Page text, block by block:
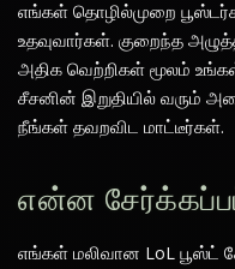
எங்கள் தொழில்முறை
உதவுவார்கள். குறைந்த
அதிக வெற்றிகள் மூலம்
சீசனின் இறுதியில் வரும்
நீங்கள் தவறவிட மாட்டீர்கள்.
என்ன
எங்கள் மலிவான LoL பூஸ்ட்